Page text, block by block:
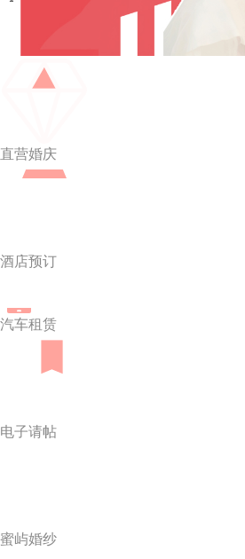
直营婚庆
酒店预订
汽车租赁
电子请帖
蜜屿婚纱